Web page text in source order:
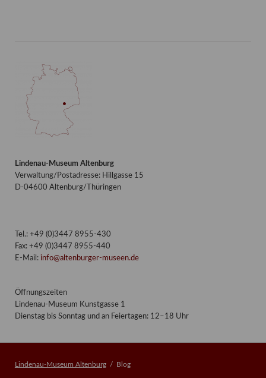
Lindenau-Museum Altenburg
Verwaltung/Postadresse: Hillgasse 15
D-04600 Altenburg/Thüringen
Tel.: +49 (0)3447 8955-430
Fax: +49 (0)3447 8955-440
E-Mail: info@altenburger-museen.de
Öffnungszeiten
Lindenau-Museum Kunstgasse 1
Dienstag bis Sonntag und an Feiertagen: 12–18 Uhr
Lindenau-Museum Altenburg Blog